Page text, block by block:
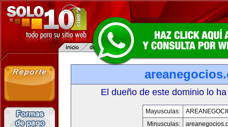
El dueño de este dominio lo
Mayusculas:
Minusculas: